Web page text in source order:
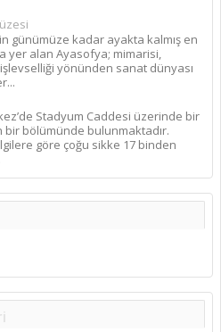
günümüze kadar ayakta kalmış en
yer alan Ayasofya; mimarisi,
yönünden sanat dünyası
Stadyum Caddesi üzerinde bir
bir bölümünde bulunmaktadır.
göre çoğu sikke 17 binden